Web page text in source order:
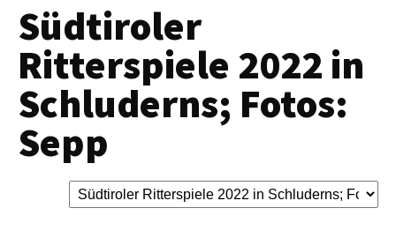
Südtiroler
Ritterspiele 2022 in
Schluderns; Fotos:
Sepp